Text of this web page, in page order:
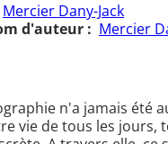
Mercier Dany-Jack
d'auteur : Mercier
n'a jamais été
vie de tous les jours,